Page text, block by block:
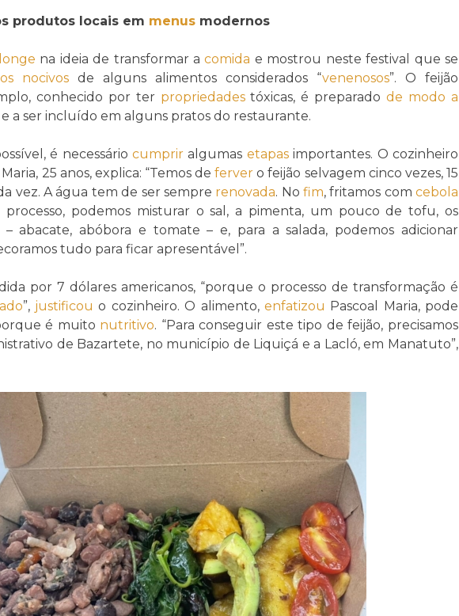
produtos locais em menus modernos
longe na ideia de transformar acomida e mostrou neste festival que se
nocivos de alguns alimentos considerados “venenosos”. O feijão
conhecido por ter propriedadestóxicas, é preparadode modo a
e a ser incluído em alguns pratos do restaurante.
é necessário cumpriralgumas etapasimportantes. O cozinheiro
25 anos, explica: “Temos deferver o feijão selvagem cinco vezes, 15
vez. A água tem de ser sempre renovada. No fim, fritamos comcebola
processo, podemos misturar o sal, a pimenta, um pouco de tofu, os
– abacate, abóbora e tomate – e, para a salada, podemos adicionar
tudo para ficar apresentável”.
por 7 dólares americanos, “porque o processo de transformação é
”, justificou o cozinheiro. O alimento, enfatizou Pascoal Maria, pode
é muito nutritivo. “Para conseguir este tipo de feijão, precisamos
de Bazartete, no município de Liquiçá e a Lacló, em Manatuto”,